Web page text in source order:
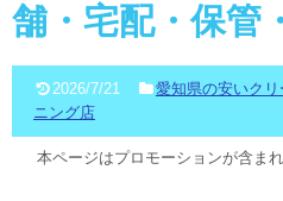
舗・宅配・保管
2026/7/21 愛知県の安いク
ニング店
本ページはプロモーションが含ま